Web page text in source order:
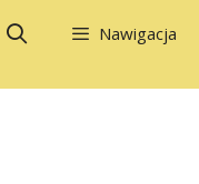
Nawigacja